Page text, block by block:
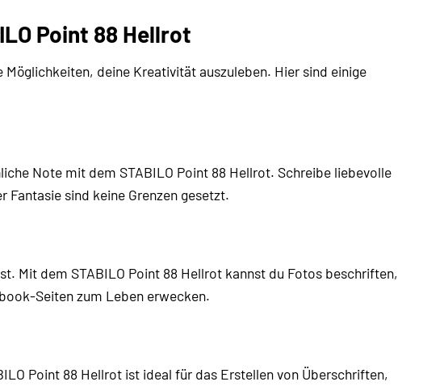
Point 88 Hellrot
deine Kreativität auszuleben. Hier sind einige
Note mit dem STABILO Point 88 Hellrot. Schreibe liebevolle
sind keine Grenzen gesetzt.
Mit dem STABILO Point 88 Hellrot kannst du Fotos beschriften,
Seiten zum Leben erwecken.
Point 88 Hellrot ist ideal für das Erstellen von Überschriften,